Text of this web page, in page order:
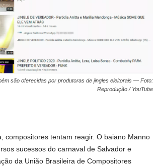
são oferecidas por produtoras de jingles eleitorais — Foto:
Reprodução / YouTube
compositores tentam reagir. O baiano Manno
sucessos do carnaval de Salvador e
da União Brasileira de Compositores